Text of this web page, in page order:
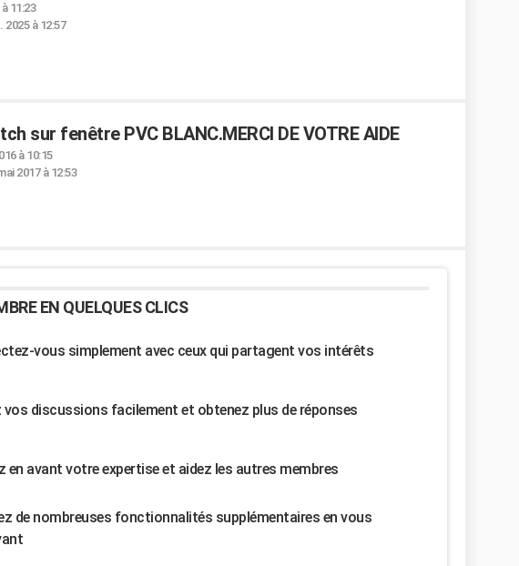
11:23
2025 à 12:57
sur fenêtre PVC BLANC.MERCI DE VOTRE AIDE
à 10:15
2017 à 12:53
EN QUELQUES CLICS
vous simplement avec ceux qui partagent vos intérêts
vos discussions facilement et obtenez plus de réponses
en avant votre expertise et aidez les autres membres
de nombreuses fonctionnalités supplémentaires en vous